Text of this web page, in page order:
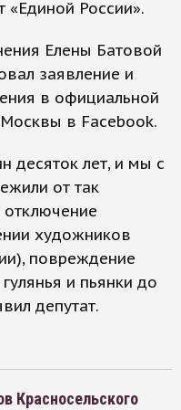
«Единой России».
Елены Батовой
заявление и
в официальной
в Facebook.
десяток лет, и мы с
от так
художников
повреждение
и пьянки до
депутат.
Красносельского